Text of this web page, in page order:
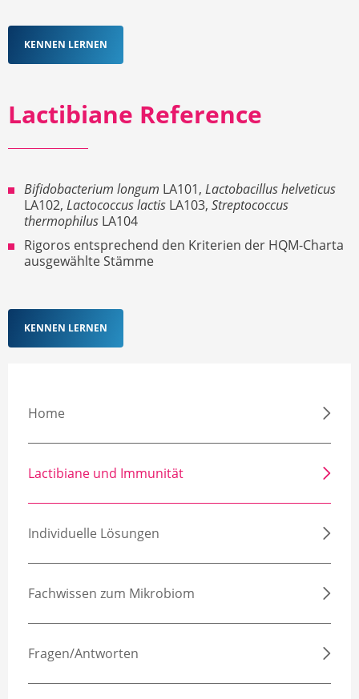
KENNEN LERNEN
Lactibiane Reference
Bifidobacterium longum LA101, Lactobacillus helveticus
LA102, Lactococcus lactis LA103, Streptococcus
thermophilus LA104
Rigoros entsprechend den Kriterien der HQM-Charta
ausgewählte Stämme
KENNEN LERNEN
Home
Lactibiane und Immunität
Individuelle Lösungen
Fachwissen zum Mikrobiom
Fragen/Antworten